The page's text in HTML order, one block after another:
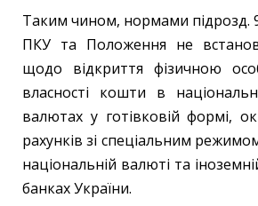
Таким чином, нормами підрозд.
ПКУ та Положення не
щодо відкриття фізичною
власності кошти в
валютах у готівковій формі,
рахунків зі спеціальним
національній валюті та
банках України.